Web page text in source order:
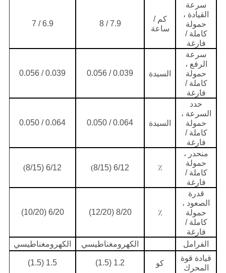
سرعة
القيادة ،
حمولة
كاملة /
فارغة
كم /
ساعة
7.9 / 8
6.9 / 7
سرعة
الرفع ،
حمولة
كاملة /
فارغة
السيدة 0.039 / 0.056
0.039 / 0.056
حدد
السرعة ،
حمولة
كاملة /
فارغة
السيدة 0.064 / 0.050
0.064 / 0.050
منحدر ،
حمولة
كاملة /
فارغة
٪ 6/12 (8/15
)
6/12 (8/15
)
قدرة
الصعود ،
حمولة
كاملة /
فارغة
٪ 8/20 (12/20)
6/20 (10/20)
الفرامل الكهرومغناطيسي
الكهرومغناطيسي
قيادة قوة
المحرك
كو 1.2 (1.5)
1.5 (1.5)